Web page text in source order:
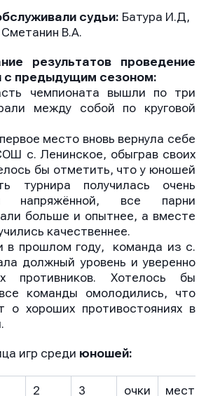
судьи: Батура И.Д,
В.А.
результатов проведение
с предыдущим сезоном:
чемпионата вышли по три
между собой по круговой
место вновь вернула себе
с. Ленинское, обыграв своих
бы отметить, что у юношей
турнира получилась очень
напряжённой, все парни
больше и опытнее, а вместе
качественнее.
в прошлом году, команда из с.
должный уровень и уверенно
противников. Хотелось бы
команды омолодились, что
о хороших противостояниях в
игр среди юношей:
2 3 очки место